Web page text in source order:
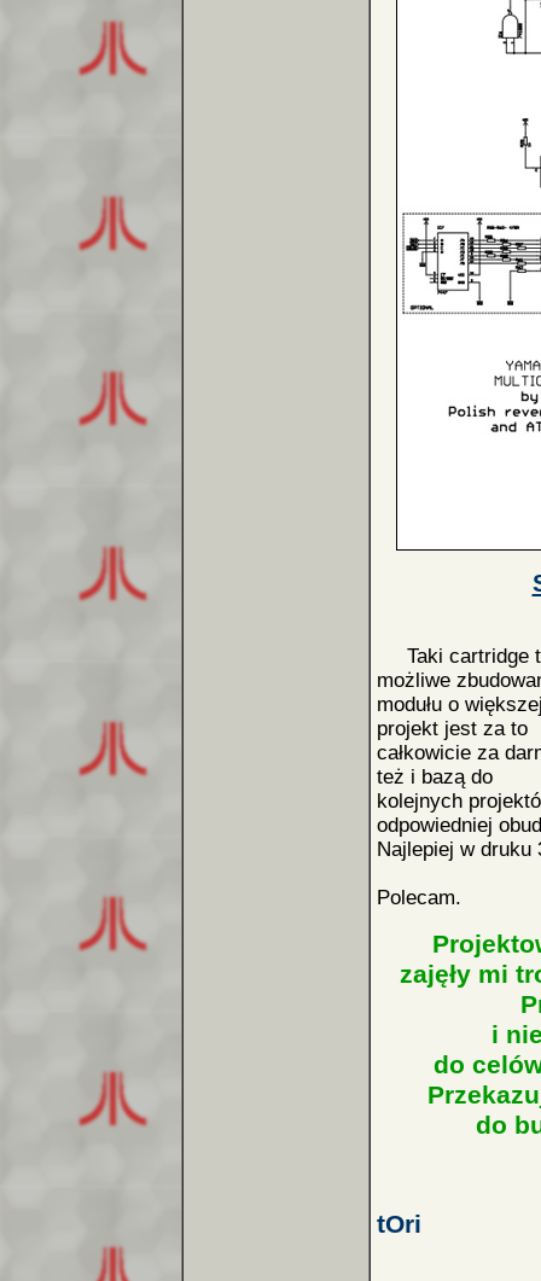
Taki cartridge
możliwe
modułu o
projekt jest za to
całkowicie za
też i bazą do
kolejnych
odpowiedniej
Najlepiej w druku
Polecam.
zajęły mi
i
do
do
tOri